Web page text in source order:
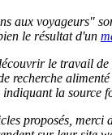
aux voyageurs"
le résultat d'un
le travail de
recherche
la source
proposés, merci